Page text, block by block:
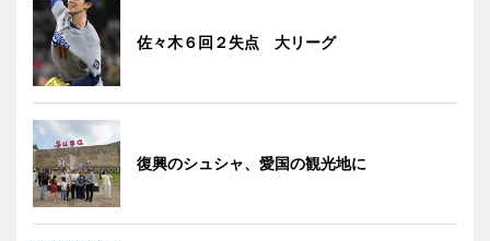
佐々木６回２失点 大リーグ
復興のシュシャ、愛国の観光地に